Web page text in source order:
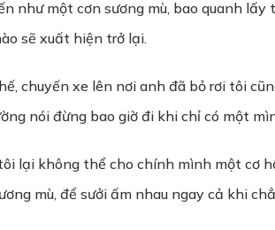
như một cơn sương mù, bao quanh
sẽ xuất hiện trở lại.
chuyến xe lên nơi anh đã bỏ rơi tôi
nói đừng bao giờ đi khi chỉ có một
lại không thể cho chính mình một cơ
mù, để sưởi ấm nhau ngay cả khi